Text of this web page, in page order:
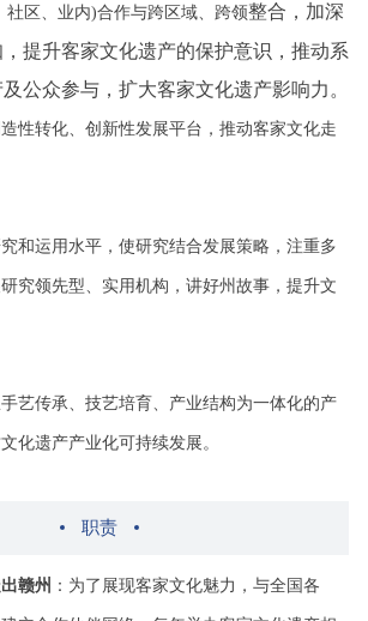
社区、业内)合作与跨区域、跨领整合，加深
提升客家文化遗产的保护意识，推动系
公众参与，扩大客家文化遗产影响力。
性转化、创新性发展平台，推动客家文化走
和运用水平，使研究结合发展策略，注重多
究领先型、实用机构，讲好州故事，提升文
艺传承、技艺培育、产业结构为一体化的产
化遗产产业化可持续发展。
职责
赣州 ：为了展现客家文化魅力，与全国各